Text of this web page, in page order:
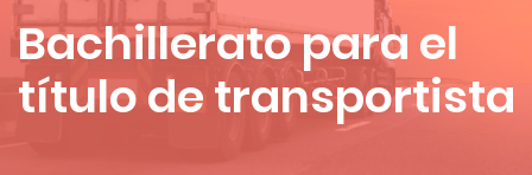
Bachillerato para el
título de transportista